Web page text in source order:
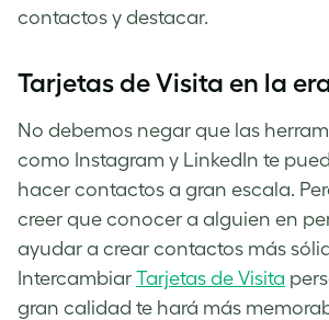
contactos y destacar.
Tarjetas de Visita en la
No debemos negar que las
como Instagram y LinkedIn te
hacer contactos a gran escala.
creer que conocer a alguien en
ayudar a crear contactos más
Intercambiar Tarjetas de Visita
gran calidad te hará más